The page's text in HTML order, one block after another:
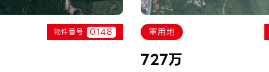
物件番号 0148 軍用地
727万